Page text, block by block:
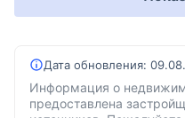
Дата обновления:
Информация о
предоставлена